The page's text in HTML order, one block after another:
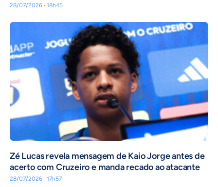
28/07/2026 · 18h45
Zé Lucas revela mensagem de Kaio Jorge antes de
acerto com Cruzeiro e manda recado ao atacante
28/07/2026 · 17h57